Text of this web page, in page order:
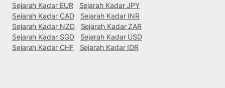
Sejarah Kadar EUR
Sejarah Kadar JPY
Sejarah Kadar CAD
Sejarah Kadar INR
Sejarah Kadar NZD
Sejarah Kadar ZAR
Sejarah Kadar SGD
Sejarah Kadar USD
Sejarah Kadar CHF
Sejarah Kadar IDR